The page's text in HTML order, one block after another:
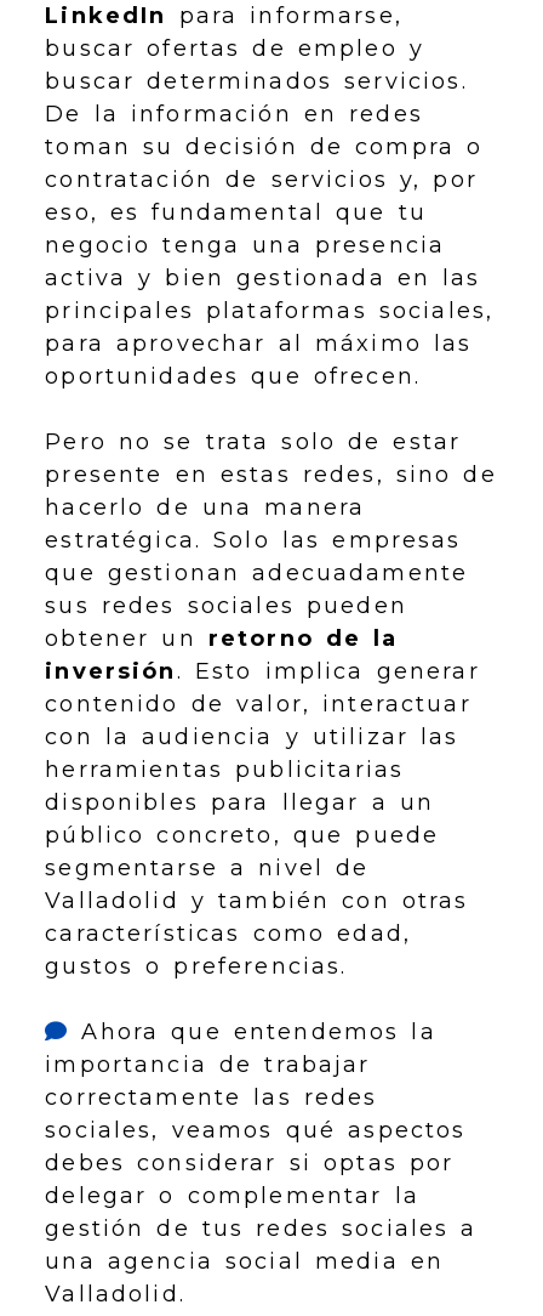
LinkedIn
para informarse,
buscar ofertas de empleo y
buscar determinados servicios.
De la información en redes
toman su decisión de compra o
contratación de servicios y, por
eso, es fundamental que tu
negocio tenga una presencia
activa y bien gestionada en las
principales plataformas sociales,
para aprovechar al máximo las
oportunidades que ofrecen.
Pero no se trata solo de estar
presente en estas redes, sino de
hacerlo de una manera
estratégica. Solo las empresas
que gestionan adecuadamente
sus redes sociales pueden
obtener un retorno de la
inversión. Esto implica generar
contenido de valor, interactuar
con la audiencia y utilizar las
herramientas publicitarias
disponibles para llegar a un
público concreto, que puede
segmentarse a nivel de
Valladolid y también con otras
características como edad,
gustos o preferencias.
Ahora que entendemos la
importancia de trabajar
correctamente las redes
sociales, veamos qué aspectos
debes considerar si optas por
delegar o complementar la
gestión de tus redes sociales a
una agencia social media en
Valladolid.